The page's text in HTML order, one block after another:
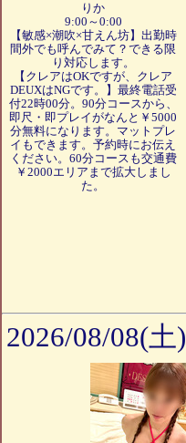
りか
9:00～0:00
【敏感×潮吹×甘えん坊】出勤時
間外でも呼んでみて？できる限
り対応します。
【クレアはOKですが、クレア
DEUXはNGです。】最終電話受
付22時00分。90分コースから、
即尺・即プレイがなんと￥5000
分無料になります。マットプレ
イもできます。予約時にお伝え
ください。60分コースも交通費
￥2000エリアまで拡大しまし
た。
2026/08/08(土)